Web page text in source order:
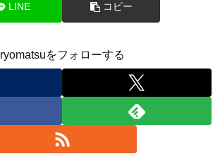
LINE コピー
ryomatsuをフォローする